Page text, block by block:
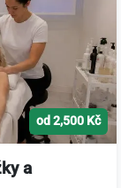
od 2,500 Kč
a